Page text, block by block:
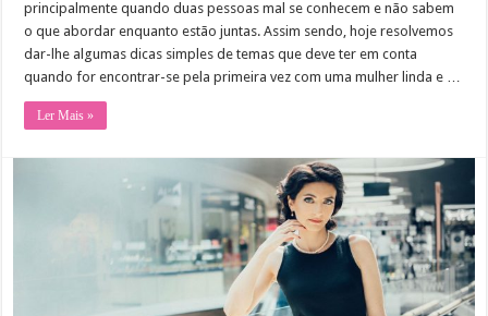
principalmente quando duas pessoas mal se conhecem e não sabem
o que abordar enquanto estão juntas. Assim sendo, hoje resolvemos
dar-lhe algumas dicas simples de temas que deve ter em conta
quando for encontrar-se pela primeira vez com uma mulher linda e …
Ler Mais »